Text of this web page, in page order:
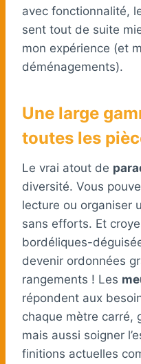
avec fonctionnalité,
sent tout de suite
mon expérience (et
déménagements).
Une large
toutes les
Le vrai atout de
diversité. Vous
lecture ou organiser
sans efforts. Et
bordéliques-
devenir ordonnées
rangements ! Les
répondent aux
chaque mètre carré,
mais aussi soigner
finitions actuelles